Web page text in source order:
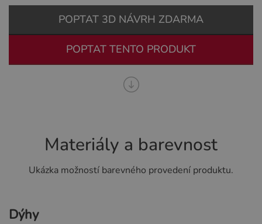
POPTAT 3D NÁVRH ZDARMA
POPTAT TENTO PRODUKT
Materiály a barevnost
Ukázka možností barevného provedení produktu.
Dýhy